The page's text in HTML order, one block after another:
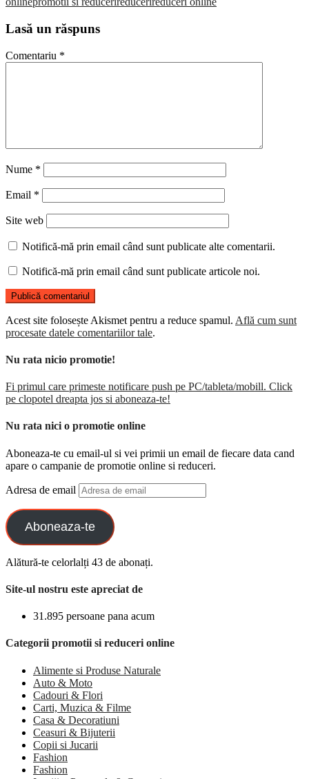
Lasă un răspuns
Comentariu *
Nume *
Email *
Site web
Notifică-mă prin email când sunt publicate alte comentarii.
Notifică-mă prin email când sunt publicate articole noi.
Acest site folosește Akismet pentru a reduce spamul. Află cum sunt
procesate datele comentariilor tale.
Nu rata nicio promotie!
Fi primul care primeste notificare push pe PC/tableta/mobill. Click
pe clopotel dreapta jos si aboneaza-te!
Nu rata nici o promotie online
Aboneaza-te cu email-ul si vei primii un email de fiecare data cand
apare o campanie de promotie online si reduceri.
Adresa de email
Aboneaza-te
Alătură-te celorlalți 43 de abonați.
Site-ul nostru este apreciat de
31.895 persoane pana acum
Categorii promotii si reduceri online
Alimente si Produse Naturale
Auto & Moto
Cadouri & Flori
Carti, Muzica & Filme
Casa & Decoratiuni
Ceasuri & Bijuterii
Copii si Jucarii
Fashion
Fashion